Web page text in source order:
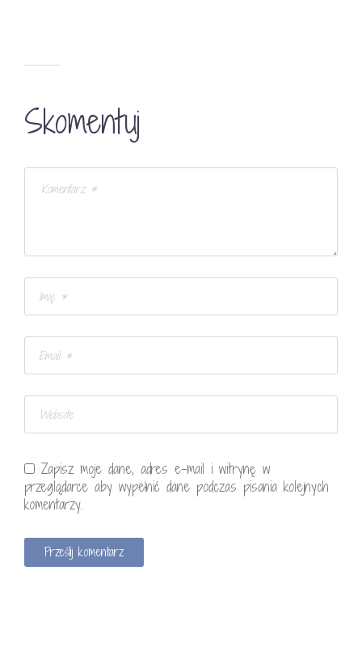
Skomentuj
Zapisz moje dane, adres e-mail i witrynę w
przeglądarce aby wypełnić dane podczas pisania kolejnych
komentarzy.